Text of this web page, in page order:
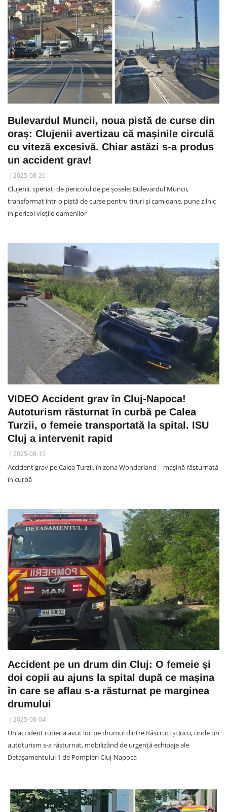
Bulevardul Muncii, noua pistă de curse din
oraș: Clujenii avertizau că mașinile circulă
cu viteză excesivă. Chiar astăzi s-a produs
un accident grav!
2025-08-26
Clujenii, speriați de pericolul de pe șosele: Bulevardul Muncii,
transformat într-o pistă de curse pentru tiruri și camioane, pune zilnic
în pericol viețile oamenilor
VIDEO Accident grav în Cluj-Napoca!
Autoturism răsturnat în curbă pe Calea
Turzii, o femeie transportată la spital. ISU
Cluj a intervenit rapid
2025-08-15
Accident grav pe Calea Turzii, în zona Wonderland – mașină răsturnată
în curbă
Accident pe un drum din Cluj: O femeie și
doi copii au ajuns la spital după ce mașina
în care se aflau s-a răsturnat pe marginea
drumului
2025-08-04
Un accident rutier a avut loc pe drumul dintre Răscruci și Jucu, unde un
autoturism s-a răsturnat, mobilizând de urgență echipaje ale
Detașamentului 1 de Pompieri Cluj-Napoca